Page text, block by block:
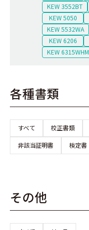
KEW 3552BT
KEW 5050
KEW 5532WA
KEW 6206
KEW 6315WHM
各種書類
すべて 校正書類
非該当証明書
検定書
その他